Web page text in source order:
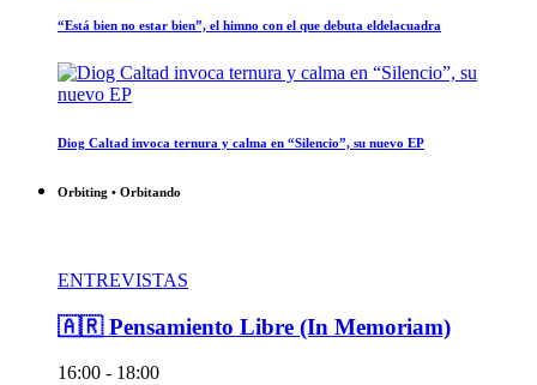
“Está bien no estar bien”, el himno con el que debuta eldelacuadra
Diog Caltad invoca ternura y calma en “Silencio”, su nuevo EP
Orbiting • Orbitando
ENTREVISTAS
🇦🇷 Pensamiento Libre (In Memoriam)
16:00 - 18:00